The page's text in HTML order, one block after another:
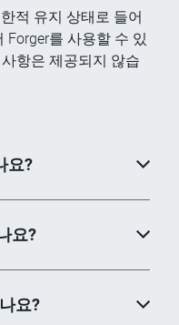
적 유지 상태로 들어
Forger를 사용할 수 있
항은 제공되지 않습
요?
요?
요?